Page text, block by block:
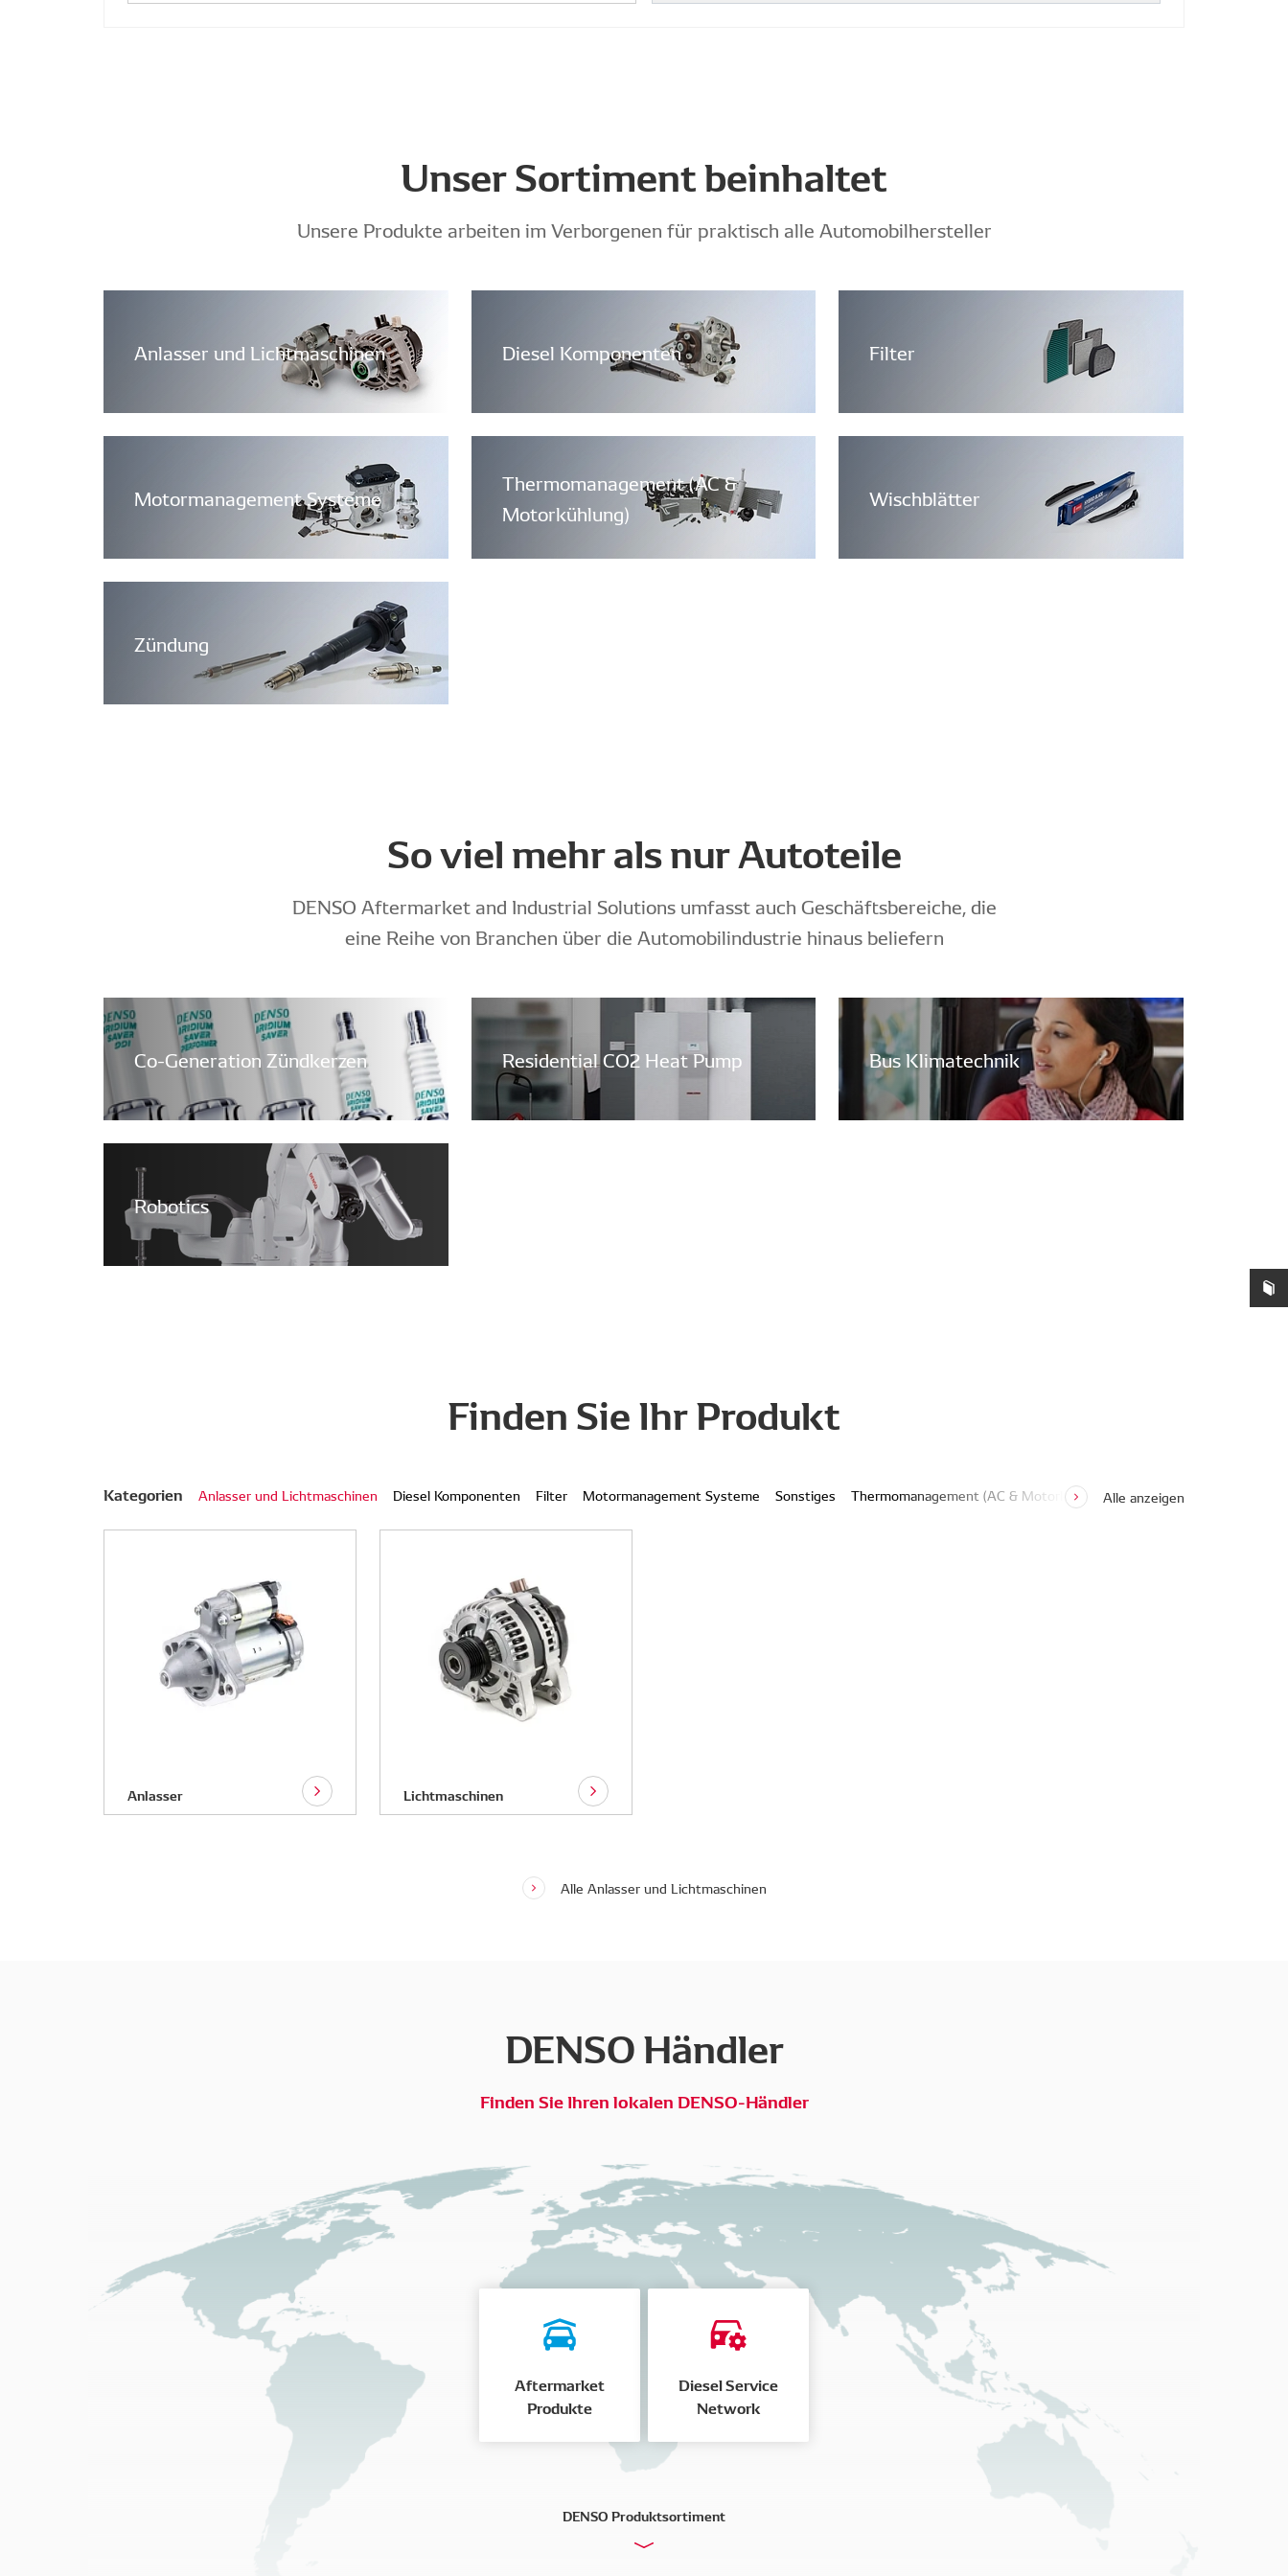
Unser Sortiment beinhaltet
Unsere Produkte arbeiten im Verborgenen für praktisch alle Automobilhersteller
Anlasser und Lichtmaschinen Diesel Komponenten Filter
Motormanagement Systeme
Thermomanagement (AC &
Motorkühlung)
Wischblätter
Zündung
So viel mehr als nur Autoteile
DENSO Aftermarket and Industrial Solutions umfasst auch Geschäftsbereiche, die
eine Reihe von Branchen über die Automobilindustrie hinaus beliefern
Co-Generation Zündkerzen Residential CO2 Heat Pump Bus Klimatechnik
Robotics
Finden Sie Ihr Produkt
Kategorien Anlasser und Lichtmaschinen Diesel Komponenten Filter Motormanagement Systeme Sonstiges Thermomanagement (AC & Motorkühlung) Wischblätter
Alle anzeigen
Anlasser Lichtmaschinen
Alle Anlasser und Lichtmaschinen
DENSO Händler
Finden Sie Ihren lokalen DENSO-Händler
Aftermarket
Produkte
Diesel Service
Network
DENSO Produktsortiment